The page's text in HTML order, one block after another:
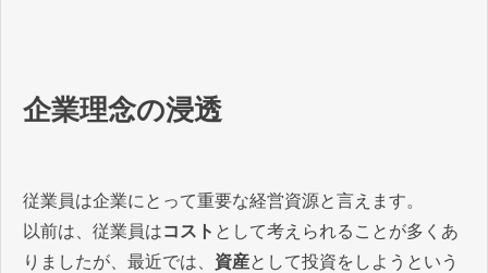
企業理念の浸透
従業員は企業にとって重要な経営資源と言えます。
以前は、従業員はコスト として考えられることが多くあ
りましたが、最近では、 資産として投資をしようという